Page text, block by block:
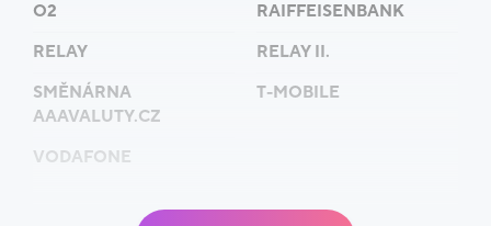
O2
RAIFFEISENBANK
RELAY
RELAY II.
SMĚNÁRNA
AAAVALUTY.CZ
T-MOBILE
VODAFONE